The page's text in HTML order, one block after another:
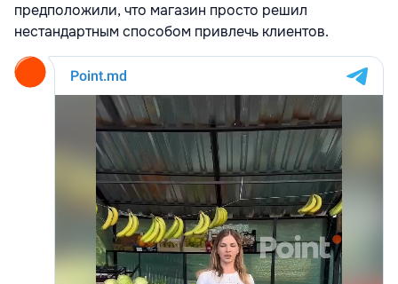
предположили, что магазин просто решил
нестандартным способом привлечь клиентов.